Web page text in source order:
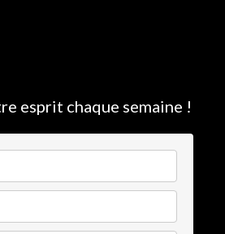
esprit chaque semaine !